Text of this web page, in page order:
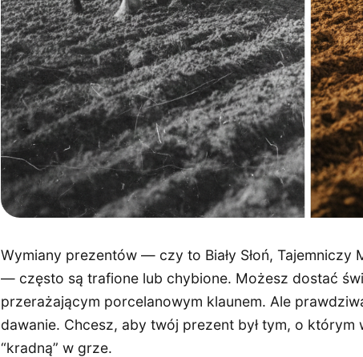
Wymiany prezentów — czy to Biały Słoń, Tajemniczy
— często są trafione lub chybione. Możesz dostać
przerażającym porcelanowym klaunem. Ale
dawanie. Chcesz, aby twój prezent był tym, o
“kradną” w grze.